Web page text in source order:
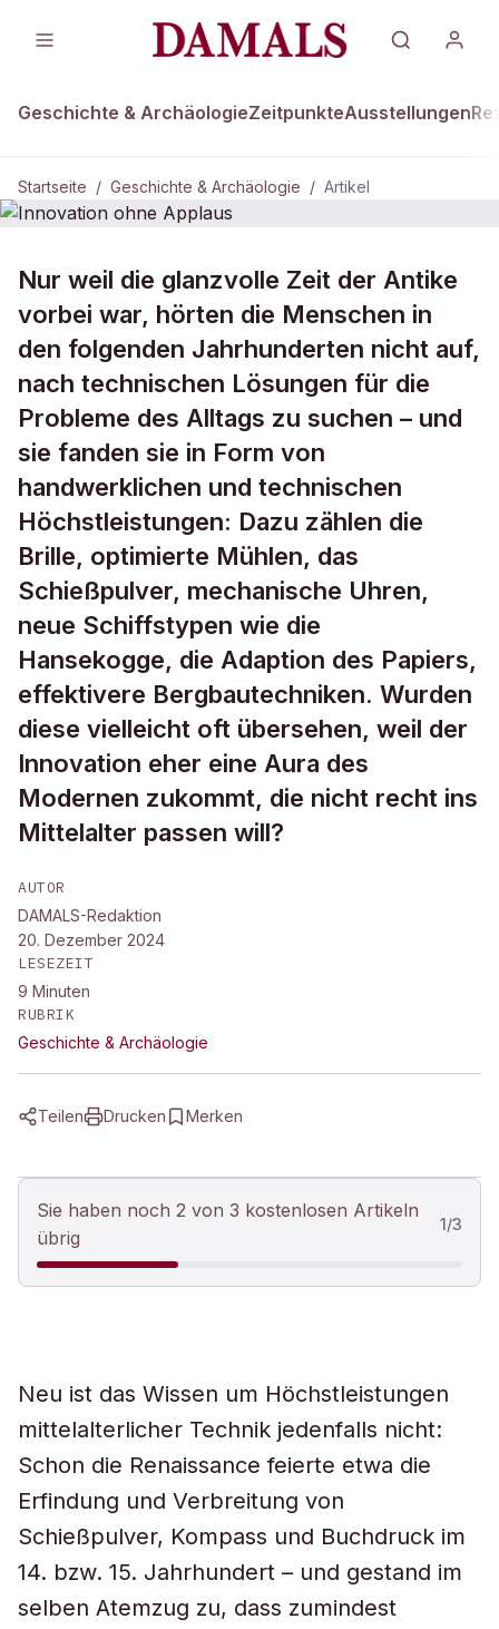
Geschichte & ArchäologieZeitpunkteAusstellungen
Startseite / Geschichte & Archäologie / Artikel
DAMALS Plus GESCHICHTE & ARCHÄOLOGIE
Innovation ohne Applaus
Nur weil die glanzvolle Zeit der Antike
vorbei war, hörten die Menschen in
den folgenden Jahrhunderten nicht auf,
nach technischen Lösungen für die
Probleme des Alltags zu suchen – und
sie fanden sie in Form von
handwerklichen und technischen
Höchstleistungen: Dazu zählen die
Brille, optimierte Mühlen, das
Schießpulver, mechanische Uhren,
neue Schiffstypen wie die
Hansekogge, die Adaption des Papiers,
effektivere Bergbautechniken. Wurden
diese vielleicht oft übersehen, weil der
Innovation eher eine Aura des
Modernen zukommt, die nicht recht ins
Mittelalter passen will?
AUTOR
DAMALS-Redaktion
20. Dezember 2024
LESEZEIT
9 Minuten
RUBRIK
Geschichte & Archäologie
Teilen Drucken Merken
Sie haben noch 2 von 3 kostenlosen Artikeln
übrig
1/3
Neu ist das Wissen um Höchstleistungen
mittelalterlicher Technik jedenfalls nicht:
Schon die Renaissance feierte etwa die
Erfindung und Verbreitung von
Schießpulver, Kompass und Buchdruck im
14. bzw. 15. Jahrhundert – und gestand im
selben Atemzug zu, dass zumindest